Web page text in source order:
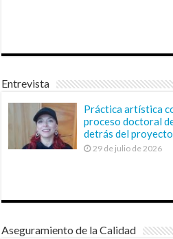
Entrevista
Práctica artística
proceso doctoral
detrás del
29 de julio de 2026
Aseguramiento de la Calidad